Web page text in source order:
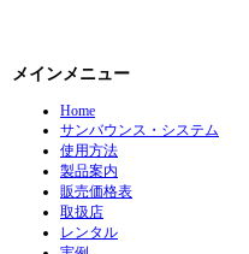
メインメニュー
Home
サンバウンス・システム
使用方法
製品案内
販売価格表
取扱店
レンタル